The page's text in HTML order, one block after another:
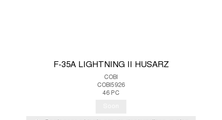
F-35A LIGHTNING II HUSARZ
COBI
COBI5926
46 PC